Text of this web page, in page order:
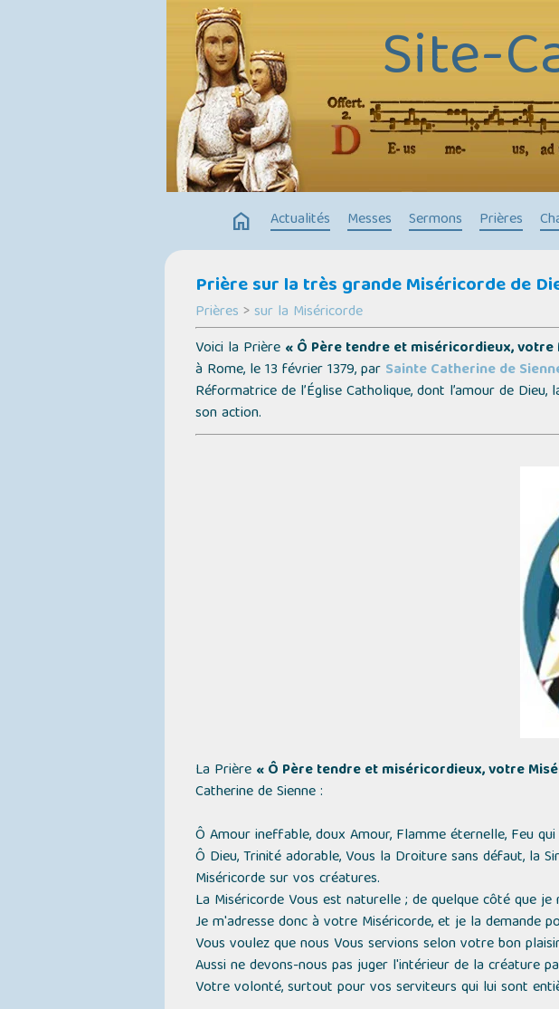
Site-
home Actualités Messes Sermons Prières
Prière sur la très grande Miséricorde de
Prières >sur la Miséricorde
Voici la Prière « Ô Père tendre et miséricordieux,
à Rome, le 13 février 1379, par Sainte Catherine de
Réformatrice de l’Église Catholique, dont l’amour de
son action.
La Prière « Ô Père tendre et miséricordieux, votre
Catherine de Sienne :
Ô Amour ineffable, doux Amour, Flamme éternelle, Feu
Ô Dieu, Trinité adorable, Vous la Droiture sans défaut, la
Miséricorde sur vos créatures.
La Miséricorde Vous est naturelle ; de quelque côté que
Je m'adresse donc à votre Miséricorde, et je la demande
Vous voulez que nous Vous servions selon votre bon
Aussi ne devons-nous pas juger l'intérieur de la créature
Votre volonté, surtout pour vos serviteurs qui lui sont